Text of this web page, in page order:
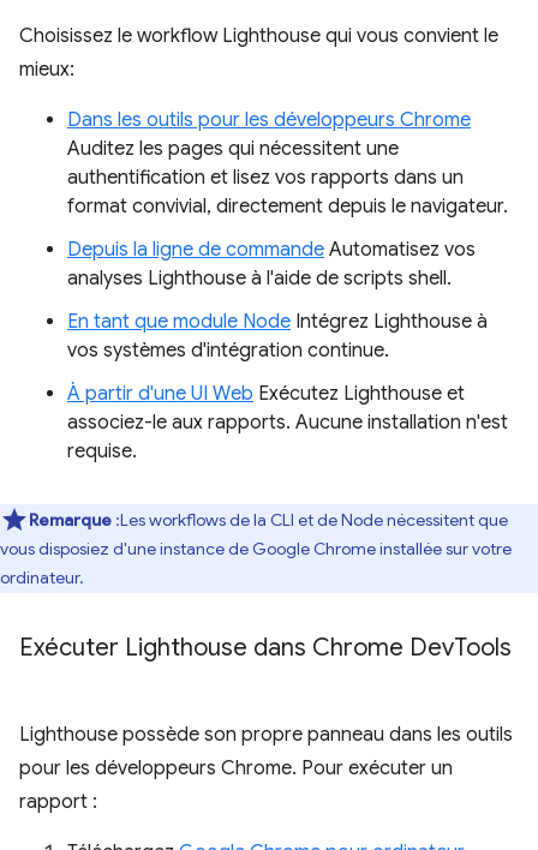
Choisissez le workflow Lighthouse qui vous convient le
mieux:
Dans les outils pour les développeurs Chrome
Auditez les pages qui nécessitent une
authentification et lisez vos rapports dans un
format convivial, directement depuis le navigateur.
Depuis la ligne de commande Automatisez vos
analyses Lighthouse à l'aide de scripts shell.
En tant que module Node Intégrez Lighthouse à
vos systèmes d'intégration continue.
À partir d'une UI Web Exécutez Lighthouse et
associez-le aux rapports. Aucune installation n'est
requise.
Remarque :Les workflows de la CLI et de Node nécessitent que
vous disposiez d'une instance de Google Chrome installée sur votre
ordinateur.
Exécuter Lighthouse dans Chrome DevTools
Lighthouse possède son propre panneau dans les outils
pour les développeurs Chrome. Pour exécuter un
rapport :